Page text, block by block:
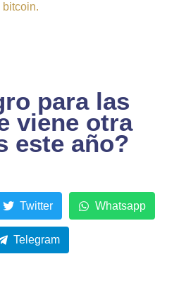
bitcoin.
para las
viene otra
este año?
Twitter Whatsapp
Telegram